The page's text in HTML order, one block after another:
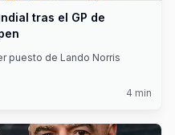
tras el GP de
puesto de Lando Norris
4 min